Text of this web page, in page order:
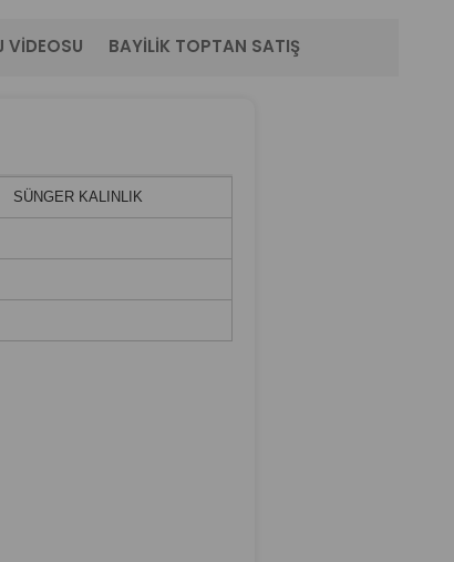
VIDEOSU BAYILIK TOPTAN SATIŞ
SÜNGER KALINLIK